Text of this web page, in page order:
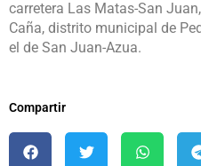
carretera Las Matas-San
Caña, distrito municipal de
el de San Juan-Azua.
Compartir